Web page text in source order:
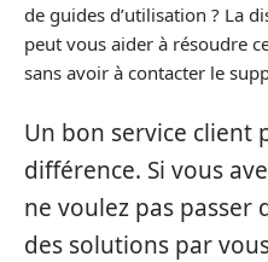
de guides d’utilisation ? La
peut vous aider à résoudre
sans avoir à contacter le
Un bon service client
différence. Si vous
ne voulez pas passer
des solutions par